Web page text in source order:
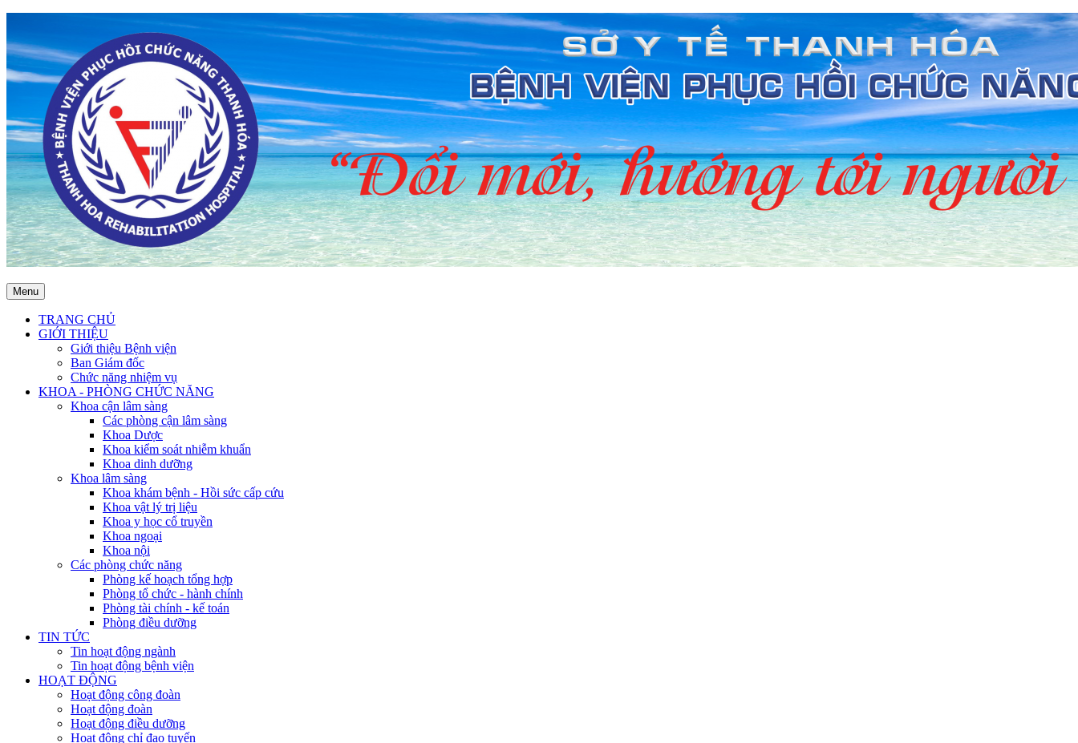
Menu
TRANG CHỦ
GIỚI THIỆU
Giới thiệu Bệnh viện
Ban Giám đốc
Chức năng nhiệm vụ
KHOA - PHÒNG CHỨC NĂNG
Khoa cận lâm sàng
Các phòng cận lâm sàng
Khoa Dược
Khoa kiểm soát nhiễm khuẩn
Khoa dinh dưỡng
Khoa lâm sàng
Khoa khám bệnh - Hồi sức cấp cứu
Khoa vật lý trị liệu
Khoa y học cổ truyền
Khoa ngoại
Khoa nội
Các phòng chức năng
Phòng kế hoạch tổng hợp
Phòng tổ chức - hành chính
Phòng tài chính - kế toán
Phòng điều dưỡng
TIN TỨC
Tin hoạt động ngành
Tin hoạt động bệnh viện
HOẠT ĐỘNG
Hoạt động công đoàn
Hoạt động đoàn
Hoạt động điều dưỡng
Hoạt động chỉ đạo tuyến